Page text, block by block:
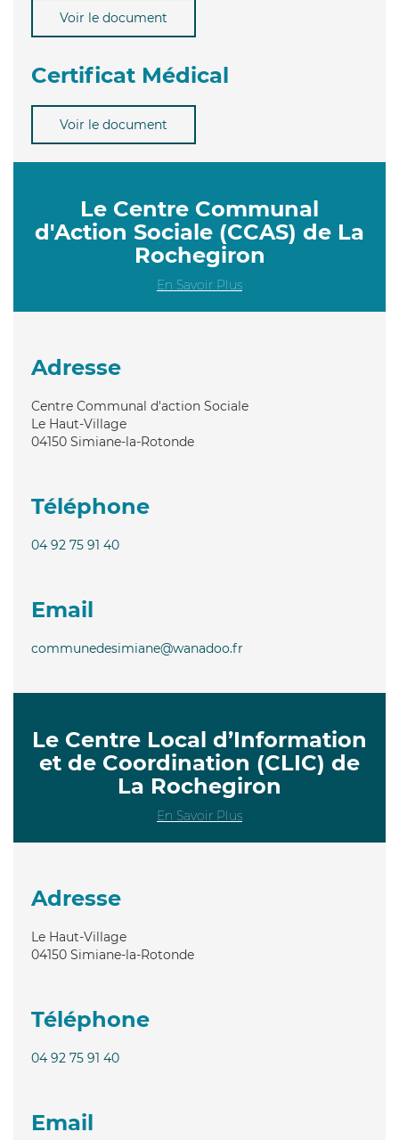
Voir le document
Certificat Médical
Voir le document
Le Centre Communal
d'Action Sociale (CCAS) de La
Rochegiron
En Savoir Plus
Adresse
Centre Communal d'action Sociale
Le Haut-Village
04150 Simiane-la-Rotonde
Téléphone
04 92 75 91 40
Email
communedesimiane@wanadoo.fr
Le Centre Local d’Information
et de Coordination (CLIC) de
La Rochegiron
En Savoir Plus
Adresse
Le Haut-Village
04150 Simiane-la-Rotonde
Téléphone
04 92 75 91 40
Email